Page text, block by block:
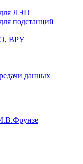
для ЛЭП
подстанций
ВРУ
данных